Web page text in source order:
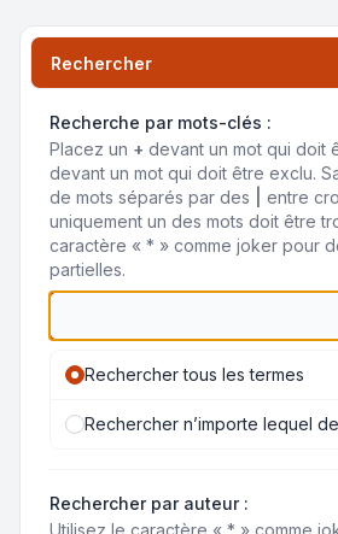
Rechercher
Recherche par mots-clés :
Placez un + devant un mot qui doit
devant un mot qui doit être exclu.
de mots séparés par des
entre
uniquement un des mots doit être
caractère « * » comme joker pour
partielles.
Rechercher tous les termes
Rechercher n’importe lequel
Rechercher par auteur :
Utilisez le caractère « * » comme